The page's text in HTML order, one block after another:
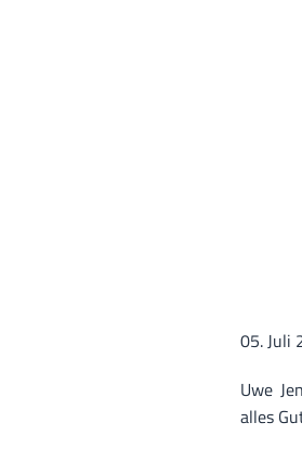
05. Juli
Uwe
alles